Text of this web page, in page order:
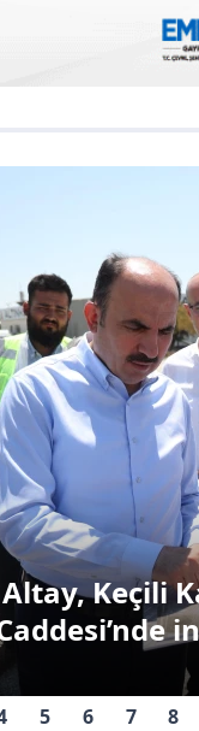
Keçili
5 6 7 8